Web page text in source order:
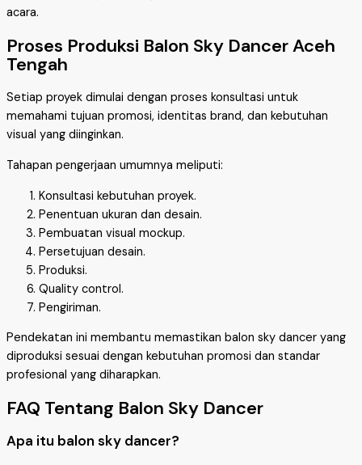
acara.
Proses Produksi Balon Sky Dancer Aceh
Tengah
Setiap proyek dimulai dengan proses konsultasi untuk
memahami tujuan promosi, identitas brand, dan kebutuhan
visual yang diinginkan.
Tahapan pengerjaan umumnya meliputi:
Konsultasi kebutuhan proyek.
Penentuan ukuran dan desain.
Pembuatan visual mockup.
Persetujuan desain.
Produksi.
Quality control.
Pengiriman.
Pendekatan ini membantu memastikan balon sky dancer yang
diproduksi sesuai dengan kebutuhan promosi dan standar
profesional yang diharapkan.
FAQ Tentang Balon Sky Dancer
Apa itu balon sky dancer?